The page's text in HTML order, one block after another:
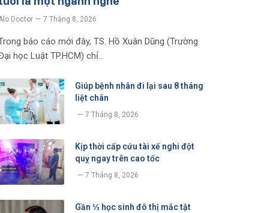
Doctor 7 Tháng 8, 2026
báo cáo mới đây, TS. Hồ Xuân Dũng (Trường
học Luật TP.HCM) chỉ…
Giúp bệnh nhân đi lại sau 8 tháng
liệt chân
7 Tháng 8, 2026
Kịp thời cấp cứu tài xế nghi đột
quỵ ngay trên cao tốc
7 Tháng 8, 2026
Gần ⅓ học sinh đô thị mắc tật